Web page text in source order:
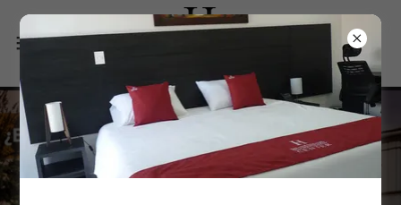
Disfruta con